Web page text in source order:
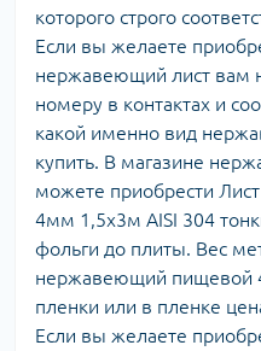
которого строго
Если вы желаете
нержавеющий лист вам
номеру в контактах и
какой именно вид
купить. В магазине
можете приобрести
4мм 1,5х3м AISI 304
фольги до плиты. Вес
нержавеющий пищевой
пленки или в пленке
Если вы желаете